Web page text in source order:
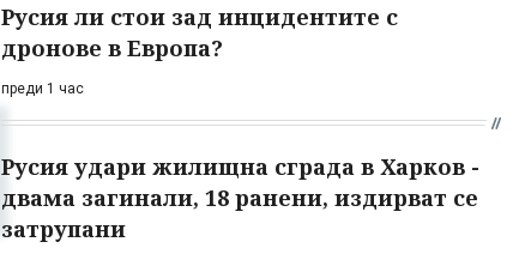
Русия ли стои зад инцидентите с
дронове в Европа?
преди 1 час
Русия удари жилищна сграда в Харков -
двама загинали, 18 ранени, издирват се
затрупани